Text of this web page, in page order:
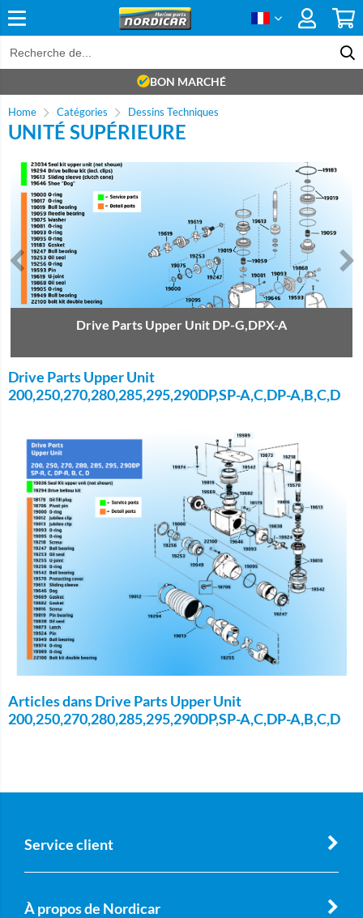
BON MARCHÉ
Home Catégories Dessins Techniques
UNITÉ SUPÉRIEURE
Drive Parts Upper Unit DP-G,DPX-A
Drive Parts Upper Unit
200,250,270,280,285,295,290DP,SP-A,C,DP-A,B,C,D
Articles dans Drive Parts Upper Unit
200,250,270,280,285,295,290DP,SP-A,C,DP-A,B,C,D
Service client
À propos de Nordicar